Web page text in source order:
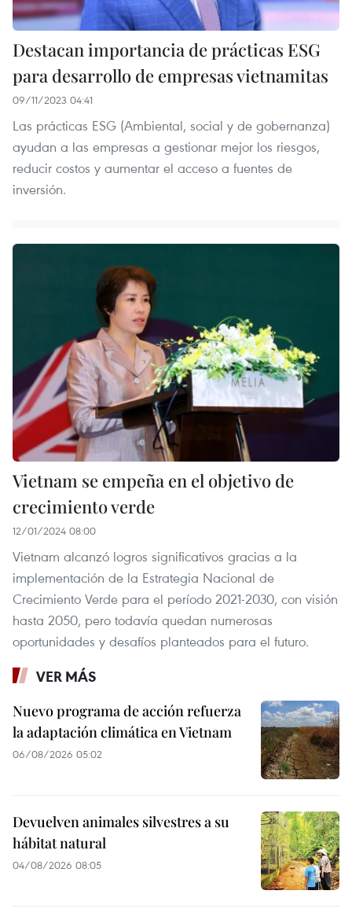
Destacan importancia de prácticas ESG
para desarrollo de empresas vietnamitas
09/11/2023 04:41
Las prácticas ESG (Ambiental, social y de gobernanza)
ayudan a las empresas a gestionar mejor los riesgos,
reducir costos y aumentar el acceso a fuentes de
inversión.
Vietnam se empeña en el objetivo de
crecimiento verde
12/01/2024 08:00
Vietnam alcanzó logros significativos gracias a la
implementación de la Estrategia Nacional de
Crecimiento Verde para el período 2021-2030, con visión
hasta 2050, pero todavía quedan numerosas
oportunidades y desafíos planteados para el futuro.
VER MÁS
Nuevo programa de acción refuerza
la adaptación climática en Vietnam
06/08/2026 05:02
Devuelven animales silvestres a su
hábitat natural
04/08/2026 08:05